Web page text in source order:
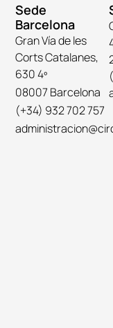
Sede
Barcelona
Gran Vía de les
Corts Catalanes,
630 4º
08007 Barcelona
(+34) 932 702 757